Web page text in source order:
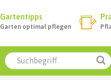
Gartentipps
Garten optimal pflegen